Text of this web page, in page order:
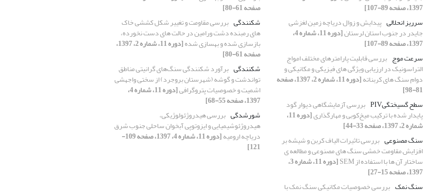
1397، صفحه 89-107]
سرریز انحلالی پیدایش و زوال دریاچه زمین لغزشی
جایدر در جنوب استان لرستان [دوره 11، شماره 4،
1397، صفحه 89-107]
سرعت موج بررسی قابلیت پارامترهای مختلف امواج
التراسونیک در ارزیابی ویژگی های فیزیکی و مکانیکی و
دوام سنگ های کربناته [دوره 11، شماره 2، 1397، صفحه
81-98]
سطح گسیختگیPIV
بررسی آزمایشگاهی دیوار گود
پایدار شده با ترکیب میخ‌کوبی و مهارگذاری [دوره 11،
شماره 2، 1397، صفحه 33-44]
سنگ مصنوعی بررسی تاثیرات الیاف کربن و شیشه بر
افزایش مقاومت خمشی سنگ های مصنوعی و مطالعه ی
ساختار آن ها با استفاده از SEM [دوره 11، شماره 3،
1397، صفحه 15-27]
سنگ نمک بررسی خصوصیات مکانیکی سنگ نمک با
صفحه 61-80]
شکنندگی بررسی مقاومت و تغییر شکل کششی خاک
های رمبنده دشت ورامین در حالت های دست نخورده،
بازسازی شده و بهسازی شده [دوره 11، شماره 2، 1397،
صفحه 61-80]
شکنندگی برآورد شکنندگی سنگ‌های گرانیتی مناطق
تواندشت و گوشه (شهرستان بروجرد) از سختی واجهشی
اشمیت و خصوصیات پتروگرافی [دوره 11، شماره 4،
1397، صفحه 55-68]
شورشدگی بررسی هیدروژئولوژیکی،
هیدروژئوشیمیایی و ایزوتوپی آبخوان ساحلی جنوب شرق
دریاچه ارومیه [دوره 11، شماره 4، 1397، صفحه 109-
121]